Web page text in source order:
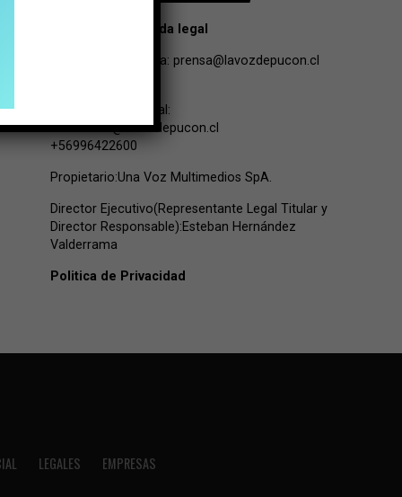
Tarifas Propaganda legal
Contacto de Prensa: prensa@lavozdepucon.cl
Contacto Comercial:
comercial@lavozdepucon.cl
+56996422600
Propietario:Una Voz Multimedios SpA.
Director Ejecutivo(Representante Legal Titular y
Director Responsable):Esteban Hernández
Valderrama
Politica de Privacidad
LEGALES EMPRESAS